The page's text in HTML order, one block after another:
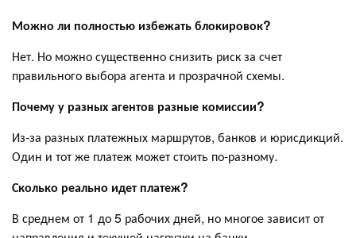
Можно ли полностью избежать блокировок?
Нет. Но можно существенно снизить риск за счет
правильного выбора агента и прозрачной схемы.
Почему у разных агентов разные комиссии?
Из-за разных платежных маршрутов, банков и юрисдикций.
Один и тот же платеж может стоить по-разному.
Сколько реально идет платеж?
В среднем от 1 до 5 рабочих дней, но многое зависит от